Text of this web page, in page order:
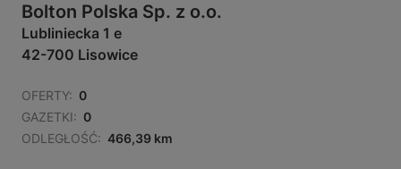
Bolton Polska Sp. z o.o.
Lubliniecka 1 e
42-700 Lisowice
OFERTY: 0
GAZETKI: 0
ODLEGŁOŚĆ: 466,39 km